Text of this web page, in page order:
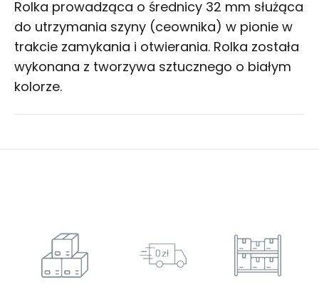
Rolka prowadząca o średnicy 32 mm służąca
do utrzymania szyny (ceownika) w pionie w
trakcie zamykania i otwierania. Rolka została
wykonana z tworzywa sztucznego o białym
kolorze.